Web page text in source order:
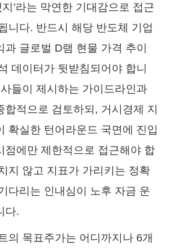
’라는 막연한 기대감으로 접근
니다. 반드시 해당 반도체 기업
글로벌 D램 현물 가격 추이
데이터가 뒷받침되어야 합니
들이 제시하는 가이드라인과
합적으로 검토하되, 거시경제 지
확실한 턴어라운드 국면에 진입
점에만 제한적으로 접근해야 합
지 않고 지표가 가리키는 정확
다리는 인내심이 노후 자금 운
다.
의 목표주가는 어디까지나 6개